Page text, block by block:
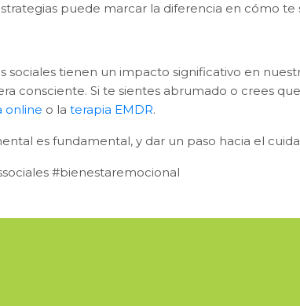
puede marcar la diferencia en cómo te
sociales tienen un impacto significativo en
consciente. Si te sientes abrumado o crees
online o la terapia EMDR.
es fundamental, y dar un paso hacia el
#bienestaremocional